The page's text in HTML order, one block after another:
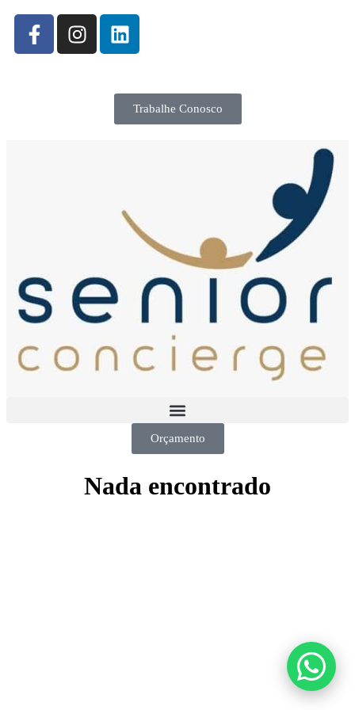
Trabalhe Conosco
Orçamento
Nada encontrado